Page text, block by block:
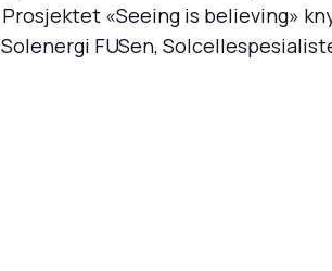
«Seeing is believing»
FUSen,